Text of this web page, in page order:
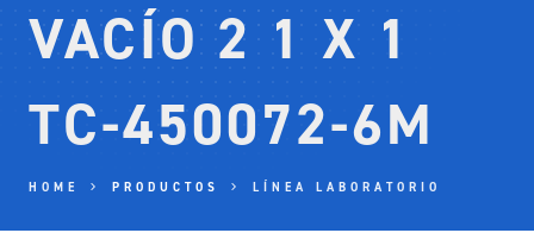
VACÍO 2 1 X 1
TC-450072-6M
HOME PRODUCTOS LÍNEA LABORATORIO